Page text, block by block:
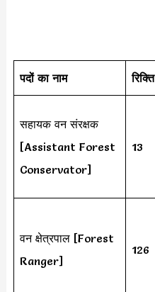
पदों का नाम रिक्ति
सहायक वन संरक्षक
[Assistant Forest
Conservator]
13
वन क्षेत्रपाल [Forest
Ranger]
126